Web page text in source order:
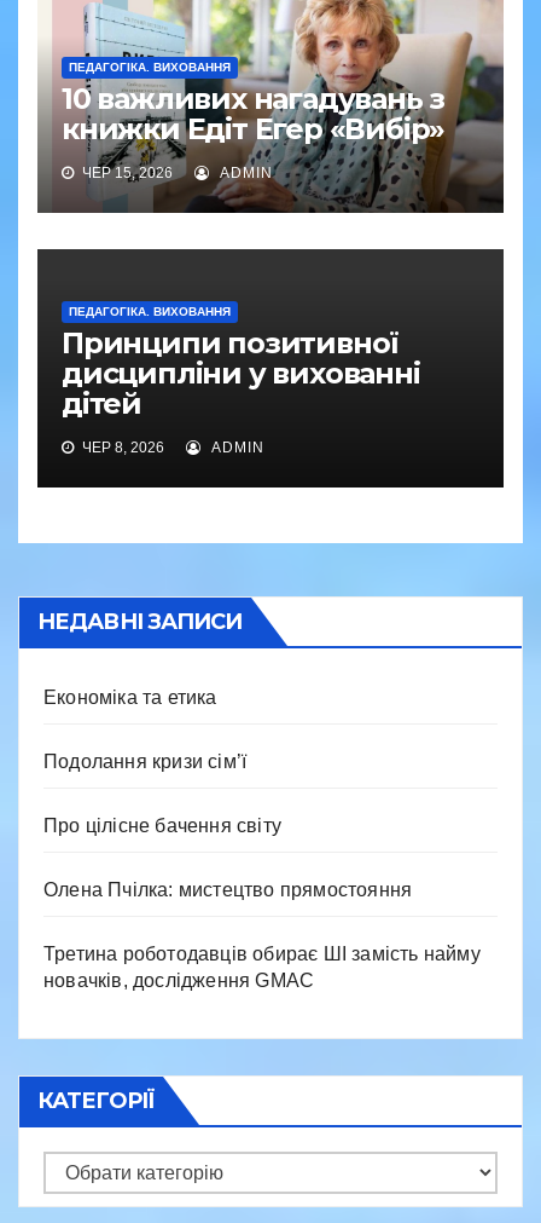
ПЕДАГОГІКА. ВИХОВАННЯ
10 важливих нагадувань з
книжки Едіт Егер «Вибір»
ЧЕР 15, 2026 ADMIN
ПЕДАГОГІКА. ВИХОВАННЯ
Принципи позитивної
дисципліни у вихованні
дітей
ЧЕР 8, 2026 ADMIN
НЕДАВНІ ЗАПИСИ
Економіка та етика
Подолання кризи сім’ї
Про цілісне бачення світу
Олена Пчілка: мистецтво прямостояння
Третина роботодавців обирає ШІ замість найму
новачків, дослідження GMAC
КАТЕГОРІЇ
Категорії